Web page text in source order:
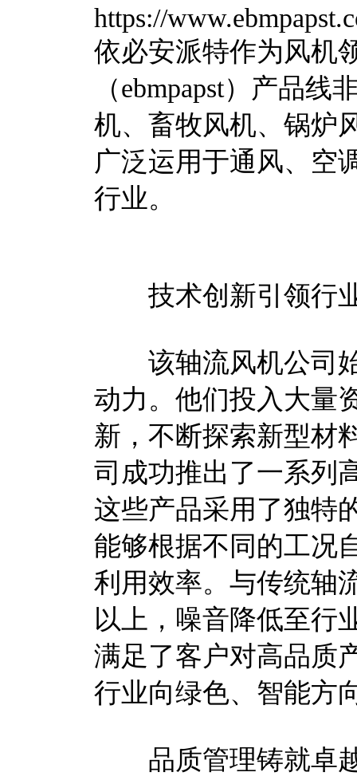
https://
依必安派特作为风机
（ebmpapst）产品
机、畜牧风机、锅炉
广泛运用于通风、空
行业。
技术创新引领行
该轴流风机公司始
动力。他们投入大量
新，不断探索新型材
司成功推出了一系列
这些产品采用了独特
能够根据不同的工况
利用效率。与传统轴
以上，噪音降低至行
满足了客户对高品质
行业向绿色、智能方
品质管理铸就卓